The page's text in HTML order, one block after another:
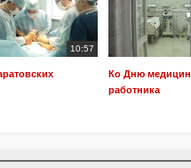
10:57
Ко Дню
работника